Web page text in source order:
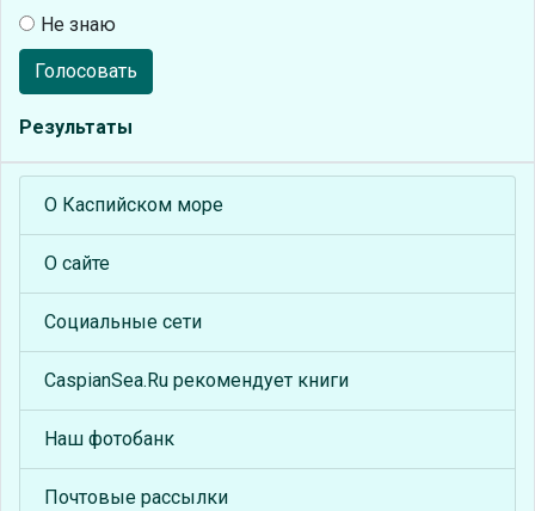
Не знаю
Голосовать
Результаты
О Каспийском море
О сайте
Социальные сети
CaspianSea.Ru рекомендует книги
Наш фотобанк
Почтовые рассылки